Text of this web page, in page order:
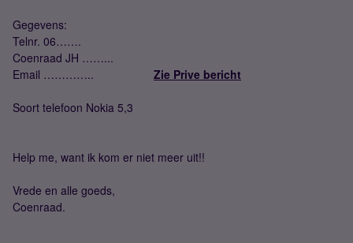
Gegevens:
Telnr. 06…….
Coenraad JH ……...
Email ………….. Zie Prive bericht
Soort telefoon Nokia 5,3
Help me, want ik kom er niet meer uit!!
Vrede en alle goeds,
Coenraad.